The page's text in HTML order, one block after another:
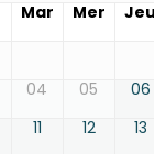
Mar Mer Jeu
04 05 06
11 12 13